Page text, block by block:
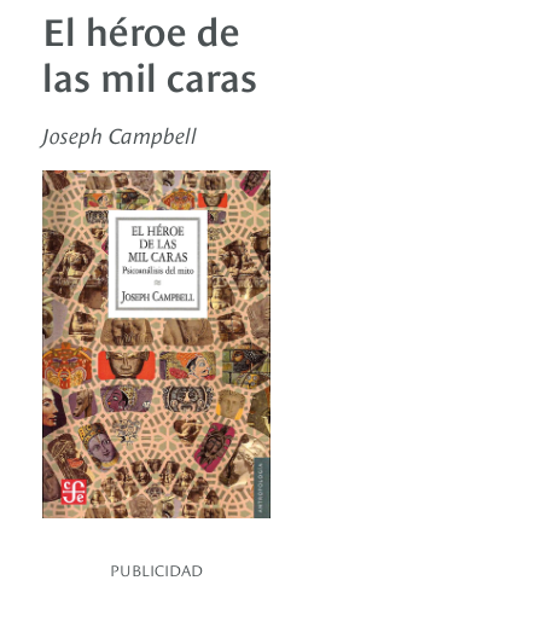
El héroe de
las mil caras
Joseph Campbell
PUBLICIDAD